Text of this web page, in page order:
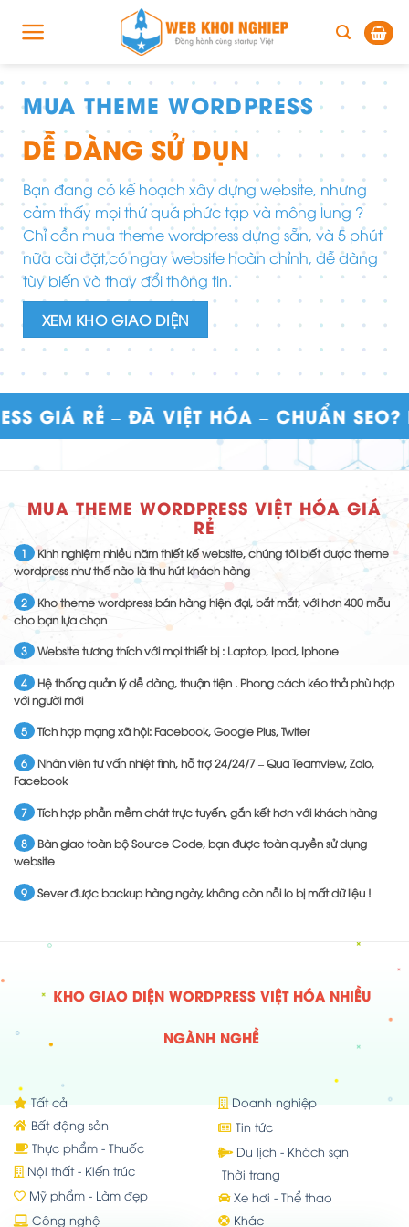
MUA THEME WORDPRESS
DỄ DÀNG SỬ DỤNG
Bạn đang có kế hoạch xây dựng website, nhưng
cảm thấy mọi thứ quá phức tạp và mông lung ?
Chỉ cần mua theme wordpress dựng sẵn, và 5 phút
nữa cài đặt,có ngay website hoàn chỉnh, dễ dàng
tùy biến và thay đổi thông tin.
XEM KHO GIAO DIỆN
– ĐÃ VIỆT HÓA – CHUẨN SEO? HÃY
MUA THEME WORDPRESS VIỆT HÓA GIÁ
RẺ
1
Kinh nghiệm nhiều năm thiết kế website, chúng tôi biết được theme
wordpress như thế nào là thu hút khách hàng
2
Kho theme wordpress bán hàng hiện đại, bắt mắt, với hơn 400 mẫu
cho bạn lựa chọn
3 Website tương thích với mọi thiết bị : Laptop, Ipad, Iphone
4
Hệ thống quản lý dễ dàng, thuận tiện . Phong cách kéo thả phù hợp
với người mới
5 Tích hợp mạng xã hội: Facebook, Google Plus, Twiter
6
Nhân viên tư vấn nhiệt tình, hỗ trợ 24/24/7 – Qua Teamview, Zalo,
Facebook
7 Tích hợp phần mềm chát trực tuyến, gắn kết hơn với khách hàng
8
Bàn giao toàn bộ Source Code, bạn được toàn quyền sử dụng
website
9 Sever được backup hàng ngày, không còn nỗi lo bị mất dữ liệu !
KHO GIAO DIỆN WORDPRESS VIỆT HÓA NHIỀU
NGÀNH NGHỀ
Tất cả
Bất động sản
Thực phẩm - Thuốc
Nội thất - Kiến trúc
Mỹ phẩm - Làm đẹp
Công nghệ
Doanh nghiệp
Tin tức
Du lịch - Khách sạn
Thời trang
Xe hơi - Thể thao
Khác